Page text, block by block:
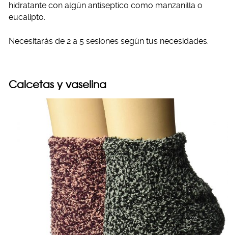
hidratante con algún antiseptico como manzanilla o
eucalipto.
Necesitarás de 2 a 5 sesiones según tus necesidades.
Calcetas y vaselina